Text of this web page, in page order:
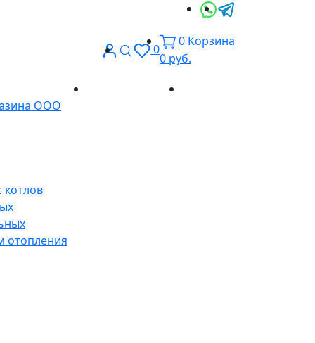
ВходПоиск
0
0 Корзина
0 руб.
ООО
котлов
отопления